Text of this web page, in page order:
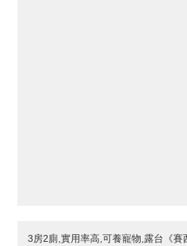
3房2廁,實用率高,可養寵物,露台《賽